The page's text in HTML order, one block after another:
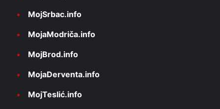
MojSrbac.info
MojaModriča.info
MojBrod.info
MojaDerventa.info
MojTeslić.info